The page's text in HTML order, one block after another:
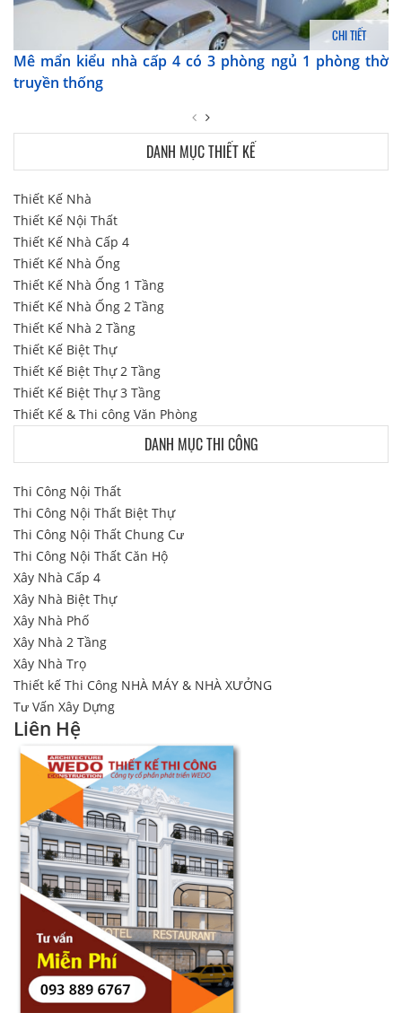
CHI TIẾT
Mê mẩn kiểu nhà cấp 4 có 3 phòng ngủ 1 phòng thờ
truyền thống
DANH MỤC THIẾT KẾ
Thiết Kế Nhà
Thiết Kế Nội Thất
Thiết Kế Nhà Cấp 4
Thiết Kế Nhà Ống
Thiết Kế Nhà Ống 1 Tầng
Thiết Kế Nhà Ống 2 Tầng
Thiết Kế Nhà 2 Tầng
Thiết Kế Biệt Thự
Thiết Kế Biệt Thự 2 Tầng
Thiết Kế Biệt Thự 3 Tầng
Thiết Kế & Thi công Văn Phòng
DANH MỤC THI CÔNG
Thi Công Nội Thất
Thi Công Nội Thất Biệt Thự
Thi Công Nội Thất Chung Cư
Thi Công Nội Thất Căn Hộ
Xây Nhà Cấp 4
Xây Nhà Biệt Thự
Xây Nhà Phố
Xây Nhà 2 Tầng
Xây Nhà Trọ
Thiết kế Thi Công NHÀ MÁY & NHÀ XƯỞNG
Tư Vấn Xây Dựng
Liên Hệ